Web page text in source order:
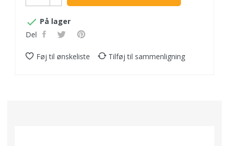
 På lager
Del
Føj til ønskeliste Tilføj til sammenligning